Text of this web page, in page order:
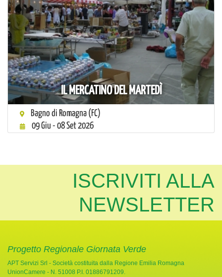
IL MERCATINO DEL MARTEDÌ
Bagno di Romagna (FC)
09 Giu - 08 Set 2026
ISCRIVITI ALLA
NEWSLETTER
Progetto Regionale Giornata Verde
APT Servizi Srl - Società costituita dalla Regione Emilia Romagna
UnionCamere - N. 51008 P.I. 01886791209.